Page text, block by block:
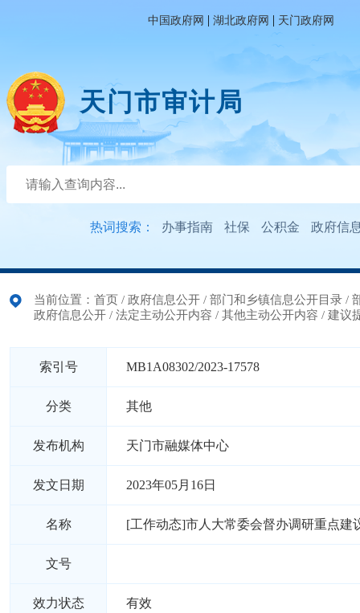
中国政府网 | 湖北政府网 | 天门政府网
天门市审计局
热词搜索： 办事指南 社保 公积金 政府信
当前位置： 首页 / 政府信息公开 / 部门和乡镇信息公开目录 /
政府信息公开 / 法定主动公开内容 / 其他主动公开内容 / 建议
索引号 MB1A08302/2023-17578
分类 其他
发布机构 天门市融媒体中心
发文日期 2023年05月16日
名称 [工作动态]市人大常委会督办调研重点建
文号
效力状态 有效